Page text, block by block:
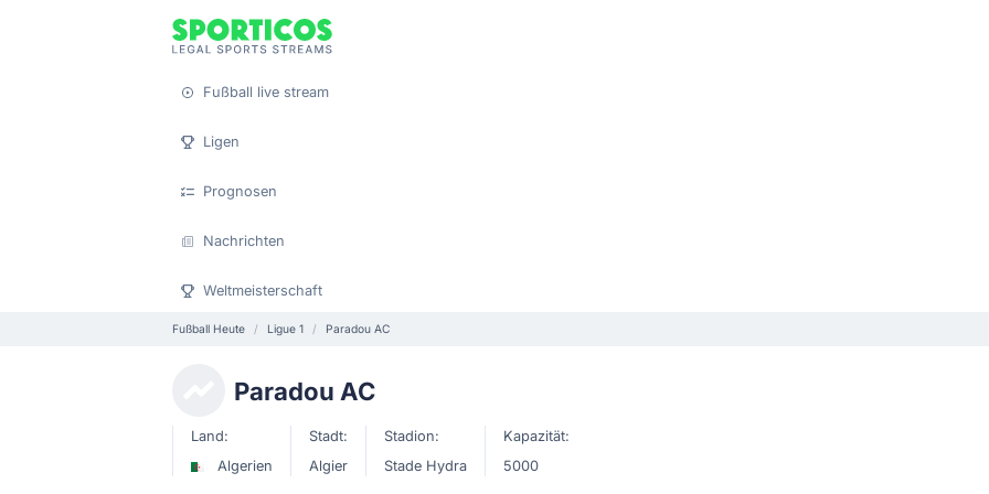
Fußball live stream
Ligen
Prognosen
Nachrichten
Weltmeisterschaft
Fußball Heute Ligue 1 Paradou AC
Paradou AC
Land:
Algerien
Stadt:
Algier
Stadion:
Stade Hydra
Kapazität:
5000